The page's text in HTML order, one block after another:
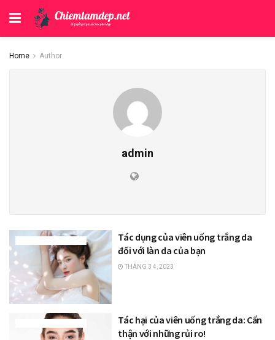
Home Author
admin
Tác dụng của viên uống trắng da
đối với làn da của bạn
THÁNG 3 4, 2023
Tác hại của viên uống trắng da: Cẩn
thận với những rủi ro!